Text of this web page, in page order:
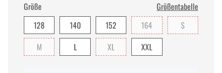
Größe
Größentabelle
128
140 152 164
S
M
L XL XXL